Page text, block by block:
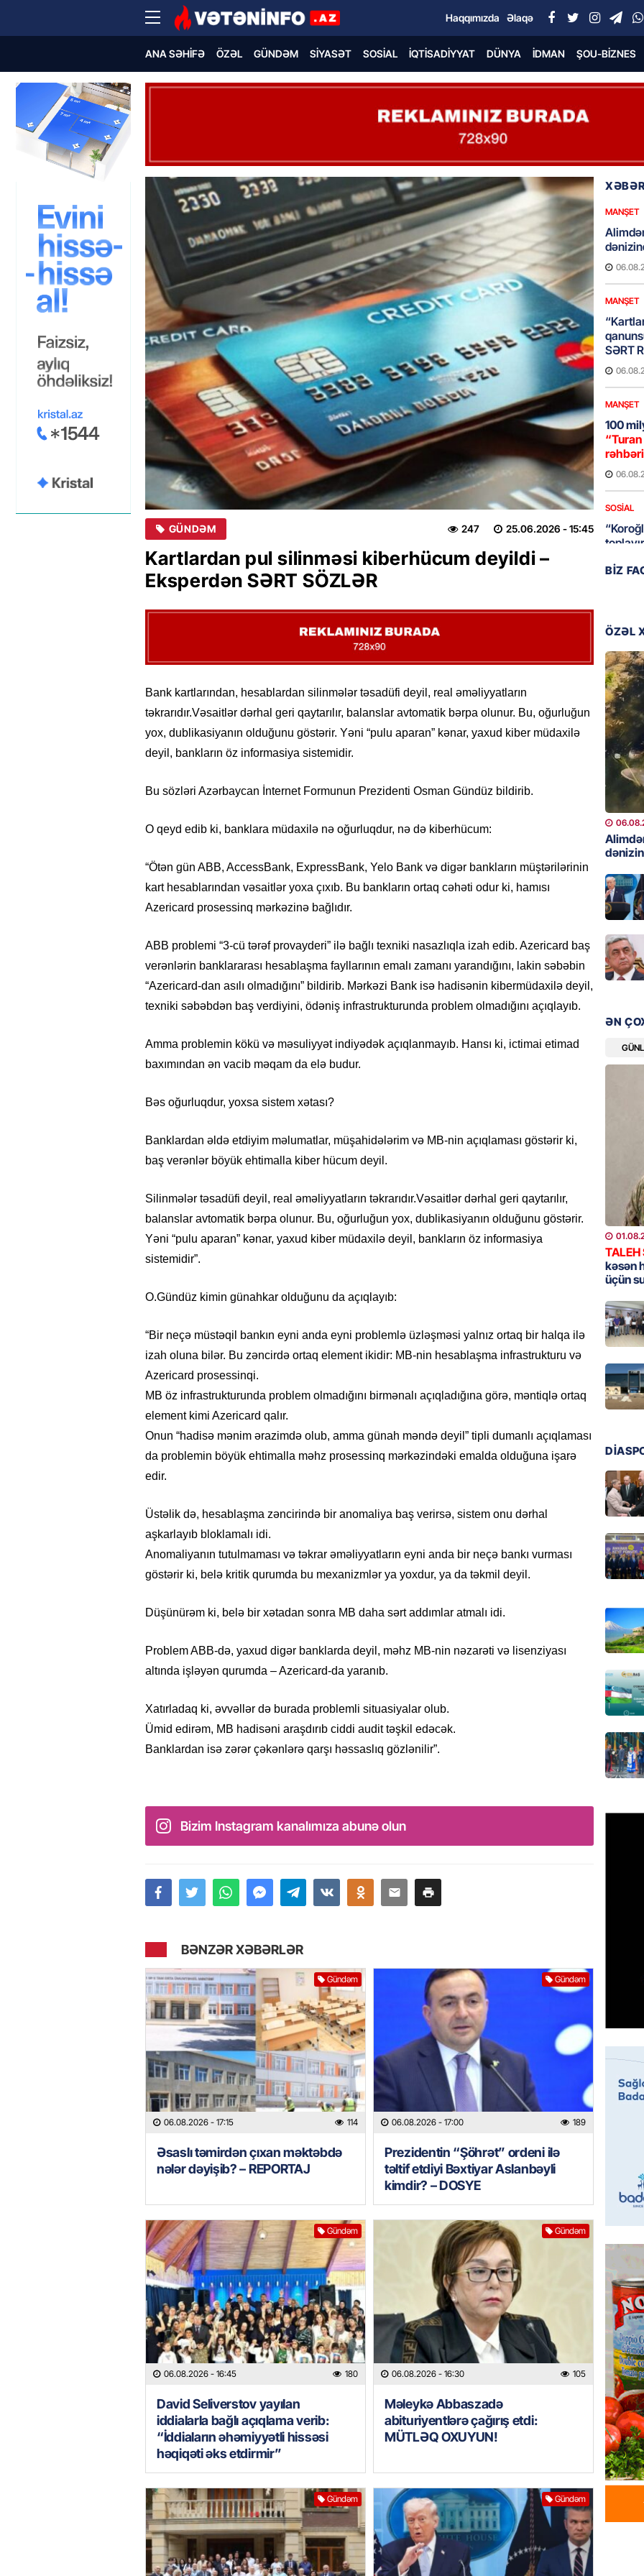
Haqqımızda Əlaqə
ANA SƏHIFƏ ÖZƏL GÜNDƏM SIYASƏT SOSIAL İQTISADIYYAT DÜNYA İDMAN ŞOU-BIZNES
GÜNDƏM 25.06.2026 - 15:45
247
Kartlardan pul silinməsi kiberhücum deyildi –
Eksperdən SƏRT SÖZLƏR
Bank kartlarından, hesablardan silinmələr təsadüfi deyil, real əməliyyatların
təkrarıdır.Vəsaitlər dərhal geri qaytarılır, balanslar avtomatik bərpa olunur. Bu, oğurluğun
yox, dublikasiyanın olduğunu göstərir. Yəni “pulu aparan” kənar, yaxud kiber müdaxilə
deyil, bankların öz informasiya sistemidir.
Bu sözləri Azərbaycan İnternet Formunun Prezidenti Osman Gündüz bildirib.
O qeyd edib ki, banklara müdaxilə nə oğurluqdur, nə də kiberhücum:
“Ötən gün ABB, AccessBank, ExpressBank, Yelo Bank və digər bankların müştərilərinin
kart hesablarından vəsaitlər yoxa çıxıb. Bu bankların ortaq cəhəti odur ki, hamısı
Azericard prosessinq mərkəzinə bağlıdır.
ABB problemi “3-cü tərəf provayderi” ilə bağlı texniki nasazlıqla izah edib. Azericard baş
verənlərin banklararası hesablaşma fayllarının emalı zamanı yarandığını, lakin səbəbin
“Azericard-dan asılı olmadığını” bildirib. Mərkəzi Bank isə hadisənin kibermüdaxilə deyil,
texniki səbəbdən baş verdiyini, ödəniş infrastrukturunda problem olmadığını açıqlayıb.
Amma problemin kökü və məsuliyyət indiyədək açıqlanmayıb. Hansı ki, ictimai etimad
baxımından ən vacib məqam da elə budur.
Bəs oğurluqdur, yoxsa sistem xətası?
Banklardan əldə etdiyim məlumatlar, müşahidələrim və MB-nin açıqlaması göstərir ki,
baş verənlər böyük ehtimalla kiber hücum deyil.
Silinmələr təsadüfi deyil, real əməliyyatların təkrarıdır.Vəsaitlər dərhal geri qaytarılır,
balanslar avtomatik bərpa olunur. Bu, oğurluğun yox, dublikasiyanın olduğunu göstərir.
Yəni “pulu aparan” kənar, yaxud kiber müdaxilə deyil, bankların öz informasiya
sistemidir”.
O.Gündüz kimin günahkar olduğunu da açıqlayıb:
“Bir neçə müstəqil bankın eyni anda eyni problemlə üzləşməsi yalnız ortaq bir halqa ilə
izah oluna bilər. Bu zəncirdə ortaq element ikidir: MB-nin hesablaşma infrastrukturu və
Azericard prosessinqi.
MB öz infrastrukturunda problem olmadığını birmənalı açıqladığına görə, məntiqlə ortaq
element kimi Azericard qalır.
Onun “hadisə mənim ərazimdə olub, amma günah məndə deyil” tipli dumanlı açıqlaması
da problemin böyük ehtimalla məhz prosessinq mərkəzindəki emalda olduğuna işarə
edir.
Üstəlik də, hesablaşma zəncirində bir anomaliya baş verirsə, sistem onu dərhal
aşkarlayıb bloklamalı idi.
Anomaliyanın tutulmaması və təkrar əməliyyatların eyni anda bir neçə bankı vurması
göstərir ki, belə kritik qurumda bu mexanizmlər ya yoxdur, ya da təkmil deyil.
Düşünürəm ki, belə bir xətadan sonra MB daha sərt addımlar atmalı idi.
Problem ABB-də, yaxud digər banklarda deyil, məhz MB-nin nəzarəti və lisenziyası
altında işləyən qurumda – Azericard-da yaranıb.
Xatırladaq ki, əvvəllər də burada problemli situasiyalar olub.
Ümid edirəm, MB hadisəni araşdırıb ciddi audit təşkil edəcək.
Banklardan isə zərər çəkənlərə qarşı həssaslıq gözlənilir”.
Bizim Instagram kanalımıza abunə olun
BƏNZƏR XƏBƏRLƏR
Gündəm
06.08.2026 - 17:15 114
Əsaslı təmirdən çıxan məktəbdə
nələr dəyişib? – REPORTAJ
Gündəm
06.08.2026 - 17:00 189
Prezidentin “Şöhrət” ordeni ilə
təltif etdiyi Bəxtiyar Aslanbəyli
kimdir? – DOSYE
Gündəm
06.08.2026 - 16:45 180
David Seliverstov yayılan
iddialarla bağlı açıqlama verib:
“İddiaların əhəmiyyətli hissəsi
həqiqəti əks etdirmir”
Gündəm
06.08.2026 - 16:30 105
Məleykə Abbaszadə
abituriyentlərə çağırış etdi:
MÜTLƏQ OXUYUN!
Gündəm Gündəm
MANŞET
MANŞET
SƏRT
MANŞET
100
rəhbəri
SOSIAL
GÜNDƏM
etdiyi
DOSYE
GÜNDƏM
David
bağlı
DÜNYA
əl-
YAP
GÜNDƏM
Tramp
HADISƏ
DÜNYA
Kiyev
neft
GÜNDƏM
verdi:
REKLAM
edin,
edin
ÖLKƏ
Bu
təyin
imiş
MANŞET
ÖLDÜ
BANNER
GÜNDƏM
Rusiya
BIZ
ÖZƏL
ƏN
TALEH
kəsən
üçün